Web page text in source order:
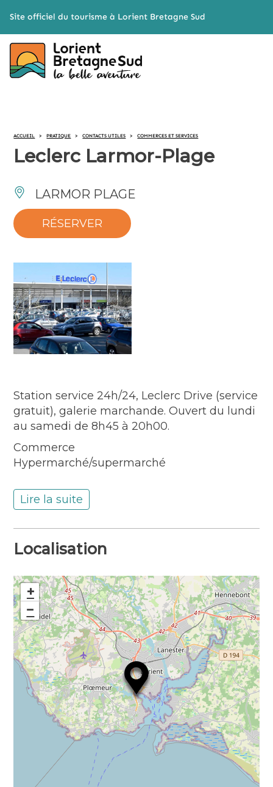
Site officiel du tourisme à Lorient Bretagne Sud
ACCUEIL > PRATIQUE > CONTACTS UTILES > COMMERCES ET SERVICES
Leclerc Larmor-Plage
LARMOR PLAGE
RÉSERVER
Station service 24h/24, Leclerc Drive (service
gratuit), galerie marchande. Ouvert du lundi
au samedi de 8h45 à 20h00.
Commerce
Hypermarché/supermarché
Lire la suite
Localisation
+
−